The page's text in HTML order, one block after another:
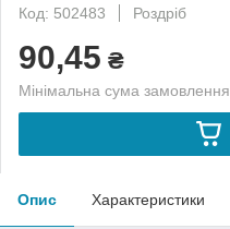
Код: 502483
Роздріб
90,45 ₴
Мінімальна сума
Опис Характеристики